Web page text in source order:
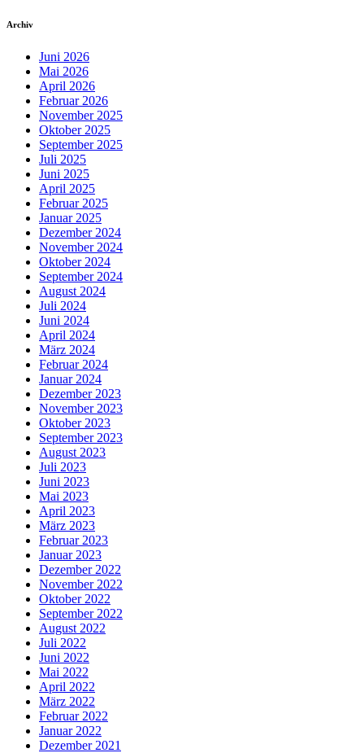
Archiv
Juni 2026
Mai 2026
April 2026
Februar 2026
November 2025
Oktober 2025
September 2025
Juli 2025
Juni 2025
April 2025
Februar 2025
Januar 2025
Dezember 2024
November 2024
Oktober 2024
September 2024
August 2024
Juli 2024
Juni 2024
April 2024
März 2024
Februar 2024
Januar 2024
Dezember 2023
November 2023
Oktober 2023
September 2023
August 2023
Juli 2023
Juni 2023
Mai 2023
April 2023
März 2023
Februar 2023
Januar 2023
Dezember 2022
November 2022
Oktober 2022
September 2022
August 2022
Juli 2022
Juni 2022
Mai 2022
April 2022
März 2022
Februar 2022
Januar 2022
Dezember 2021